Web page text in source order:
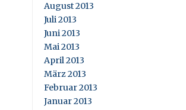
August 2013
Juli 2013
Juni 2013
Mai 2013
April 2013
März 2013
Februar 2013
Januar 2013